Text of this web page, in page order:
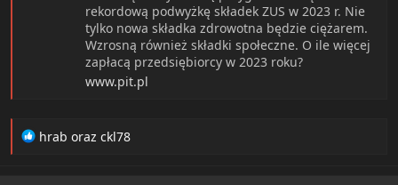
rekordową podwyżkę składek ZUS w 2023 r. Nie
tylko nowa składka zdrowotna będzie ciężarem.
Wzrosną również składki społeczne. O ile więcej
zapłacą przedsiębiorcy w 2023 roku?
www.pit.pl
R
hrab oraz ckl78